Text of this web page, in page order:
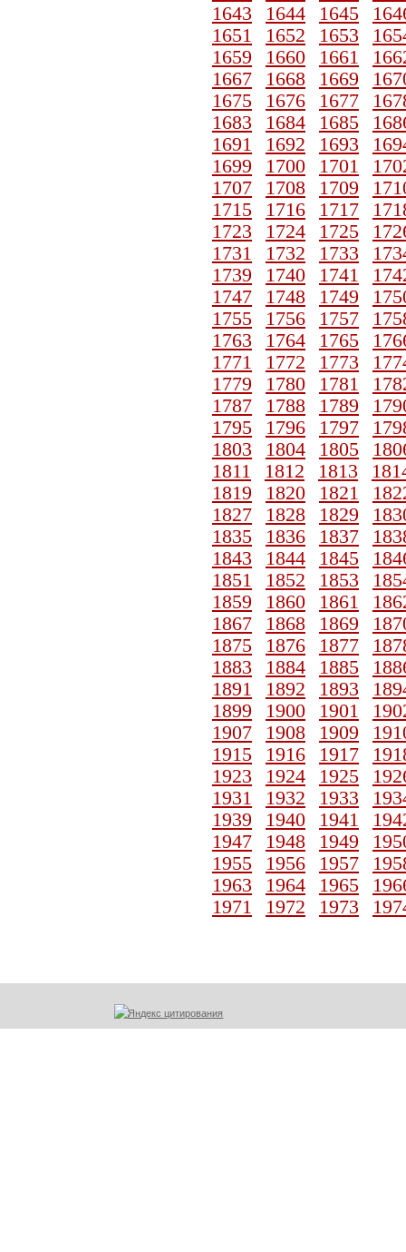
1643
1644 1645
1651
1652 1653
1659
1660 1661
1667
1668 1669
1675
1676 1677
1683
1684 1685
1691
1692 1693
1699
1700 1701
1707
1708 1709
1715
1716 1717
1723
1724 1725
1731
1732 1733
1739
1740 1741
1747
1748 1749
1755
1756 1757
1763
1764 1765
1771
1772 1773
1779
1780 1781
1787
1788 1789
1795
1796 1797
1803
1804 1805
1811
1812 1813
1819
1820 1821
1827
1828 1829
1835
1836 1837
1843
1844 1845
1851
1852 1853
1859
1860 1861
1867
1868 1869
1875
1876 1877
1883
1884 1885
1891
1892 1893
1899
1900 1901
1907
1908 1909
1915
1916 1917
1923
1924 1925
1931
1932 1933
1939
1940 1941
1947
1948 1949
1955
1956 1957
1963
1964 1965
1971
1972 1973